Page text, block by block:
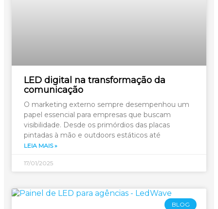
LED digital na transformação da
comunicação
O marketing externo sempre desempenhou um
papel essencial para empresas que buscam
visibilidade. Desde os primórdios das placas
pintadas à mão e outdoors estáticos até
LEIA MAIS »
17/01/2025
BLOG